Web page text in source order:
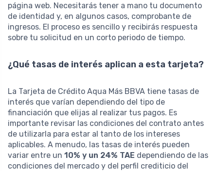
página web. Necesitarás tener a mano tu documento
de identidad y, en algunos casos, comprobante de
ingresos. El proceso es sencillo y recibirás respuesta
sobre tu solicitud en un corto periodo de tiempo.
¿Qué tasas de interés aplican a esta tarjeta?
La Tarjeta de Crédito Aqua Más BBVA tiene tasas de
interés que varían dependiendo del tipo de
financiación que elijas al realizar tus pagos. Es
importante revisar las condiciones del contrato antes
de utilizarla para estar al tanto de los intereses
aplicables. A menudo, las tasas de interés pueden
variar entre un 10% y un 24% TAE dependiendo de las
condiciones del mercado y del perfil crediticio del